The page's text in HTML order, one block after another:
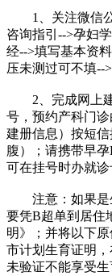
1、关注微信公
咨询指引-->孕妇
经-->填写基本资
压未测过可不填--
2、完成网上建
号，预约产科门
建册信息）按短
腹）；请携带早
可在挂号时办就诊
注意：如果是
要凭B超单到居住
明》；并将以下
市计划生育证明
未验证不能享受生